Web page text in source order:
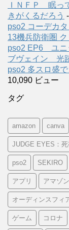
ＩＮＦＰ 眠っ
きがくるだろう
pso2 コーデカ
13機兵防衛圏
pso2 EP6 ユ
ブヴェイン 光
pso2 多スロ盛
10,090 ビュー
タグ
amazon canva
JUDGE EYES：
pso2 SEKIRO
アプリ アマゾン
オーディンスフィ
ゲーム コロナ